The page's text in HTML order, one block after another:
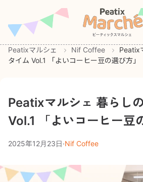
Skip to main content
Peatixマルシェ Nif Coffee
Peatix
タイム Vol.1 「よいコーヒー豆の選び方」
Peatixマルシェ 暮らし
Vol.1 「よいコーヒー豆
2025年12月23日·Nif Coffee